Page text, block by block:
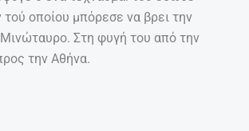
οποίου μπόρεσε να βρει την
Στη φυγή του από την
την Αθήνα.